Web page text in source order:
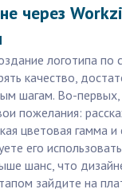
через
логотипа
качество,
шагам. Во-первых,
пожелания:
цветовая гамма
его
шанс, что
зайдите на